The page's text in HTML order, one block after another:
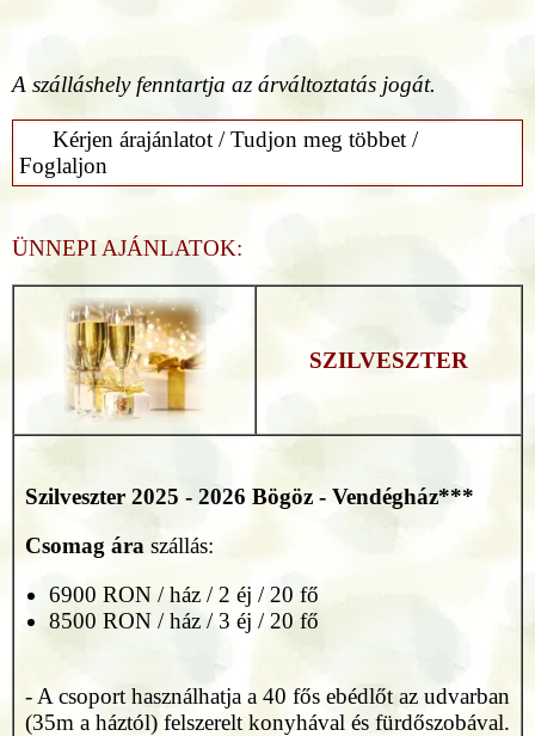
A szálláshely fenntartja az árváltoztatás jogát.
Kérjen árajánlatot / Tudjon meg többet /
Foglaljon
ÜNNEPI AJÁNLATOK:
SZILVESZTER
Szilveszter 2025 - 2026 Bögöz - Vendégház***
Csomag ára szállás:
6900 RON / ház / 2 éj / 20 fő
8500 RON / ház / 3 éj / 20 fő
- A csoport használhatja a 40 fős ebédlőt az udvarban
(35m a háztól) felszerelt konyhával és fürdőszobával.